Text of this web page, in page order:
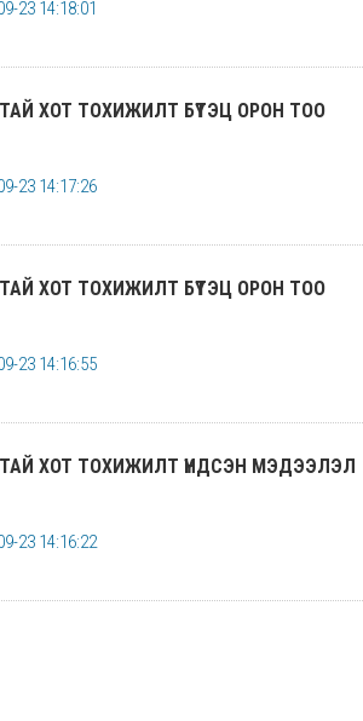
23 14:18:01
ХОТ ТОХИЖИЛТ БҮТЭЦ ОРОН ТОО
23 14:17:26
ХОТ ТОХИЖИЛТ БҮТЭЦ ОРОН ТОО
23 14:16:55
ХОТ ТОХИЖИЛТ ҮНДСЭН МЭДЭЭЛЭЛ
23 14:16:22